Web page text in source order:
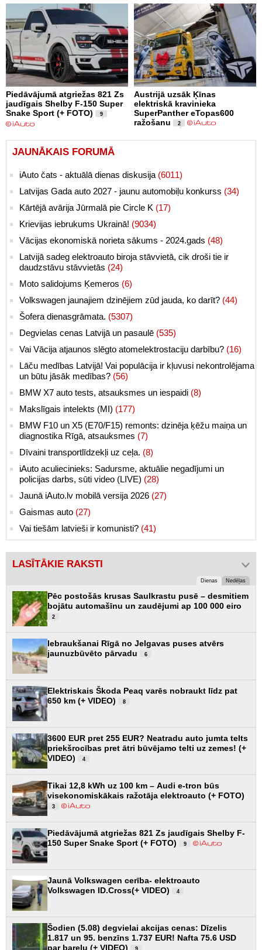
Piedāvājumā atgriežas 821 Zs
jaudīgais Shelby F-150 Super
Snake Sport (+ FOTO)
9
Austrijā uzsāk Ķīnas
elektriskā kravinieka
SuperPanther eTopas600
ražošanu
2
JAUNĀKAIS FORUMĀ
iAuto čats - aktuālā dienas diskusija (6011)
Latvijas Gada auto 2027 - jaunu automobiļu konkurss (34)
Kārtējā avārija Jūrmalā pie Circle K (17)
Krievijas iebrukums Ukrainā! (9034)
Vācijas ekonomiskā norieta sākums - 2024.gads (48)
Latvijā sadeg elektroauto biroja stāvvietā, cik droši tie ir
daudzstāvu stāvvietās (24)
Moto salidojums Ķemeros (6)
Volkswagen jaunajiem dzinējiem zūd jauda, ko darīt? (44)
Šofera dienasgrāmata. (5307)
Degvielas cenas Latvijā un pasaulē (535)
Vai Vācija atjaunos slēgto atomelektrostaciju darbību? (16)
Lāču medības Latvijā! Vai populācija ir kļuvusi nekontrolējama
un būtu jāsāk medības? (56)
BMW X7 auto tests, atsauksmes un iespaidi (8)
Makslīgais intelekts (MI) (177)
BMW F10 un X5 (E70/F15) remonts: dzinēja ķēžu maiņa un
diagnostika Rīgā, atsauksmes (7)
Dīvaini transportlīdzekļi uz ceļa. (8)
iAuto aculiecinieks: Sadursme, aktuālie negadījumi un
policijas darbs, sūti video (LIVE) (28)
Jaunā iAuto.lv mobilā versija 2026 (27)
Gaismas auto (27)
Vai tiešām latvieši ir komunisti? (41)
LASĪTĀKIE RAKSTI
Dienas Nedēļas
Pēc postošās krusas Saulkrastu pusē – desmitiem
bojātu automašīnu un zaudējumi ap 100 000 eiro
2
Iebraukšanai Rīgā no Jelgavas puses atvērs
jaunuzbūvēto pārvadu
6
Elektriskais Škoda Peaq varēs nobraukt līdz pat
650 km (+ VIDEO)
8
3600 EUR pret 255 EUR? Neatradu auto jumta telts
priekšrocības pret ātri būvējamo telti uz zemes! (+
VIDEO)
4
Tikai 12,8 kWh uz 100 km – Audi e-tron būs
visekonomiskākais ražotāja elektroauto (+ FOTO)
3
Piedāvājumā atgriežas 821 Zs jaudīgais Shelby F-
150 Super Snake Sport (+ FOTO)
9
Jaunā Volkswagen cerība- elektroauto
Volkswagen ID.Cross(+ VIDEO)
4
Šodien (5.08) degvielai akcijas cenas: Dīzelis
1.817 un 95. benzīns 1.737 EUR! Nafta 75.6 USD
par barelu (+ VIDEO)
9